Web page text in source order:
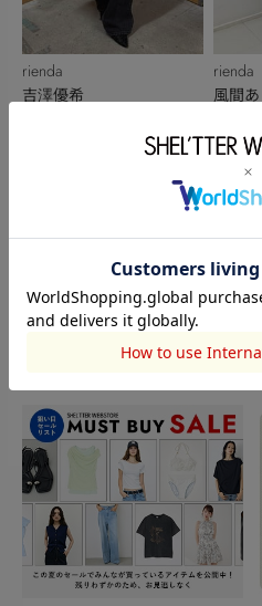
rienda
吉澤優希
rienda
風間
このアイテムを見た人がチェ
閲覧中カテゴリーのランキン